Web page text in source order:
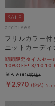
archives
フリルカラー付
ニットカーディ
期間限定タイムセー
10%OFF! 8/10
￥2,970 55
￥6,600